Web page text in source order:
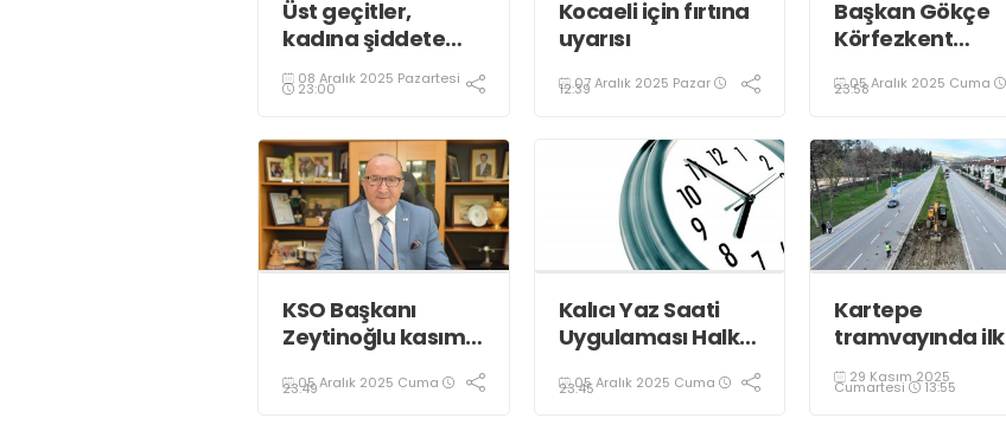
Üst geçitler,
kadına şiddete
karşı “turuncu”
renkle aydınlatıldı;
08 Aralık 2025 Pazartesi
23:00
Kocaeli için fırtına
uyarısı
07 Aralık 2025 Pazar
12:39
Başkan Gökçe
Körfezkent
Oldu
05 Aralık 2025 Cuma
23:58
KSO Başkanı
Zeytinoğlu kasım
verilerini
05 Aralık 2025 Cuma
23:49
Kalıcı Yaz Saati
Uygulaması Halkın
Ediyor!
05 Aralık 2025 Cuma
23:45
Kartepe
tramvayında ilk
kepçe vuruldu
29 Kasım 2025
Cumartesi 13:55